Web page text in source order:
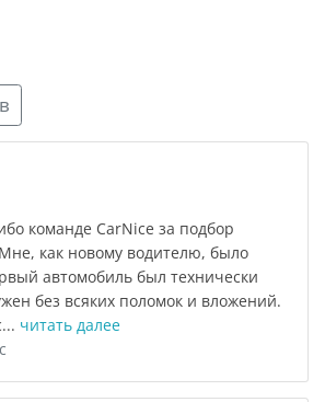
команде CarNice за подбор
как новому водителю, было
автомобиль был технически
без всяких поломок и вложений.
читать далее